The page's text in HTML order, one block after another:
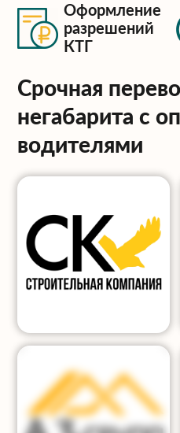
Оформление
разрешений
КТГ
Срочная
негабарита с
водителями